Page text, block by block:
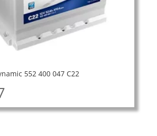
552 400 047 C22